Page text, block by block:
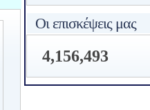
Οι επισκέψεις μας
4,156,493